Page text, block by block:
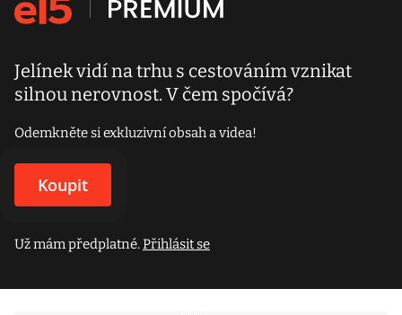
Jelínek vidí na trhu s cestováním vznikat
silnou nerovnost. V čem spočívá?
Odemkněte si exkluzivní obsah a videa!
Koupit
Už mám předplatné.Přihlásit se